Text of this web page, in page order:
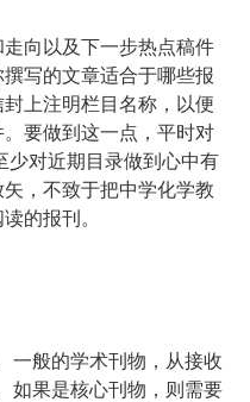
向以及下一步热点稿件
写的文章适合于哪些报
上注明栏目名称，以便
要做到这一点，平时对
少对近期目录做到心中有
，不致于把中学化学教
的报刊。
一般的学术刊物，从接收
如果是核心刊物，则需要